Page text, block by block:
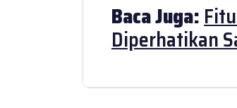
Baca Juga:
Diperhatikan